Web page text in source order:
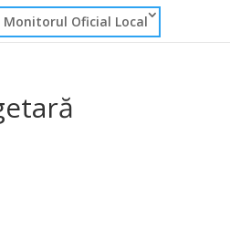
Monitorul Oficial Local